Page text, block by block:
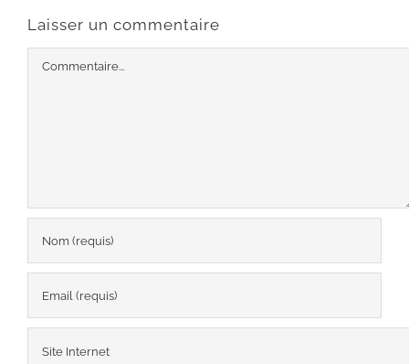
Laisser un commentaire
Commentaire